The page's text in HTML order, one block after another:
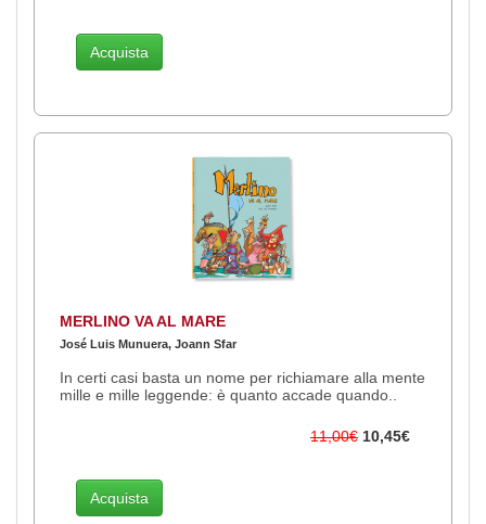
Acquista
MERLINO VA AL MARE
José Luis Munuera, Joann Sfar
In certi casi basta un nome per richiamare alla mente
mille e mille leggende: è quanto accade quando..
11,00€ 10,45€
Acquista